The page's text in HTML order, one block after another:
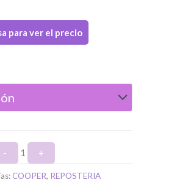
para ver el precio
- 1 +
COOPER, REPOSTERIA